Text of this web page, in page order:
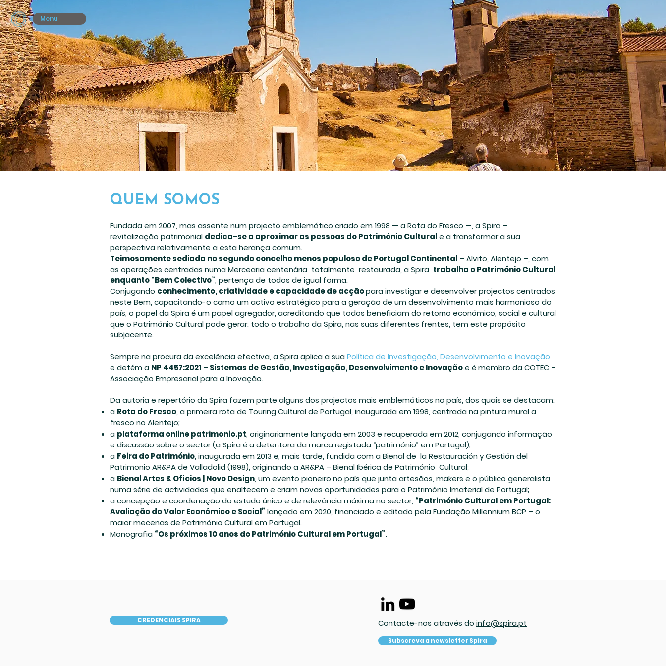
Menu
QUEM SOMOS
Fundada em 2007, mas assente num projecto emblemático criado em 1998 — a Rota do Fresco —, a Spira –
revitalização patrimonial dedica-se a aproximar as pessoas do Património Culturale a transformar a sua
perspectiva relativamente a esta herança comum.
Teimosamente sediada no segundo concelho menos populoso de Portugal Continental – Alvito, Alentejo –, com
as operações centradas numa Mercearia centenária totalmente restaurada, a Spira trabalha o Património Cultural
enquanto “Bem Colectivo”, pertença de todos de igual forma.
Conjugando conhecimento, criatividade e capacidade de acçãopara investigar e desenvolver projectos centrados
neste Bem, capacitando-o como um activo estratégico para a geração de um desenvolvimento mais harmonioso do
país, o papel da Spira é um papel agregador, acreditando que todos beneficiam do retorno económico, social e cultural
que o Património Cultural pode gerar: todo o trabalho da Spira, nas suas diferentes frentes, tem este propósito
subjacente.
Sempre na procura da excelência efectiva, a Spira aplica a suaPolítica de Investigação, Desenvolvimento e Inovação
e detém a NP 4457:2021 - Sistemas de Gestão, Investigação, Desenvolvimento e Inovaçãoe é membro da COTEC –
Associação Empresarial para a Inovação.
Da autoria e repertório da Spira fazem parte alguns dos projectos mais emblemáticos no país, dos quais se destacam:
a Rota do Fresco, a primeira rota de Touring Cultural de Portugal, inaugurada em 1998, centrada na pintura mural a
fresco no Alentejo;
a plataforma online patrimonio.pt, originariamente lançada em 2003 e recuperada em 2012, conjugando informação
e discussão sobre o sector (a Spira é a detentora da marca registada “património” em Portugal);
a Feira do Património, inaugurada em 2013 e, mais tarde, fundida com a Bienal de la Restauración y Gestión del
Patrimonio AR&PA de Valladolid (1998), originando a AR&PA – Bienal Ibérica de Património Cultural;
a Bienal Artes & Ofícios | Novo Design, um evento pioneiro no país que junta artesãos, makers e o público generalista
numa série de actividades que enaltecem e criam novas oportunidades para o Património Imaterial de Portugal;
a concepção e coordenação do estudo único e de relevância máxima no sector, “Património Cultural em Portugal:
Avaliação do Valor Económico e Social” lançado em 2020, financiado e editado pela Fundação Millennium BCP – o
maior mecenas de Património Cultural em Portugal.
Monografia “Os próximos 10 anos do Património Cultural em Portugal”.
CREDENCIAIS SPIRA Contacte-nos através do info@spira.pt
Subscreva a newsletter Spira